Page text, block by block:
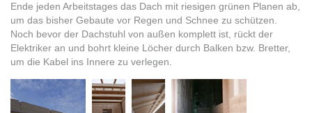
Ende jeden Arbeitstages das Dach mit riesigen grünen Planen ab,
um das bisher Gebaute vor Regen und Schnee zu schützen.
Noch bevor der Dachstuhl von außen komplett ist, rückt der
Elektriker an und bohrt kleine Löcher durch Balken bzw. Bretter,
um die Kabel ins Innere zu verlegen.